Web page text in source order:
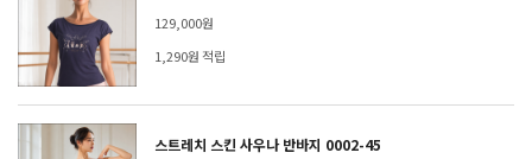
129,000원
1,290원 적립
스트레치 스킨 사우나 반바지 0002-45